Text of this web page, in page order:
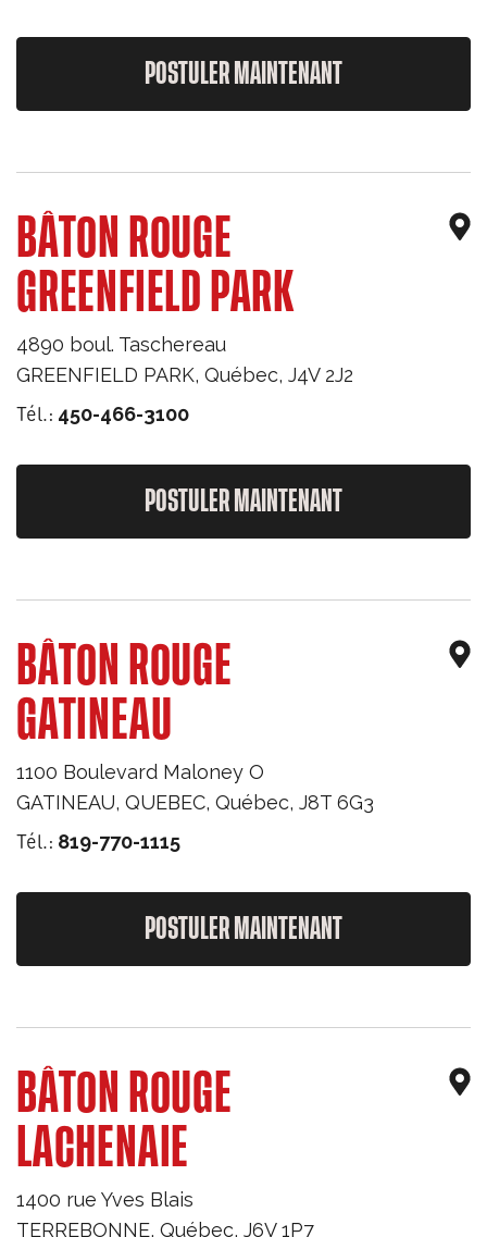
POSTULER MAINTENANT
BÂTON ROUGE
GREENFIELD PARK
4890 boul. Taschereau
GREENFIELD PARK, Québec, J4V 2J2
Tél.: 450-466-3100
POSTULER MAINTENANT
BÂTON ROUGE
GATINEAU
1100 Boulevard Maloney O
GATINEAU, QUEBEC, Québec, J8T 6G3
Tél.: 819-770-1115
POSTULER MAINTENANT
BÂTON ROUGE
LACHENAIE
1400 rue Yves Blais
TERREBONNE, Québec, J6V 1P7